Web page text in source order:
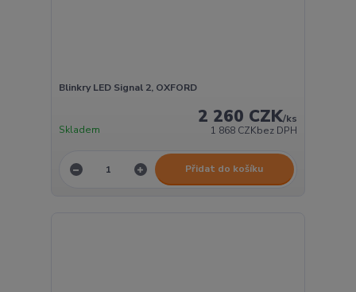
Blinkry LED Signal 2, OXFORD
2 260 CZK/ks
1 868 CZKbez DPH
Skladem
Přidat do košíku